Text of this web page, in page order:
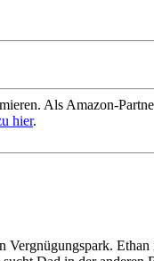
Als Amazon-
hier.